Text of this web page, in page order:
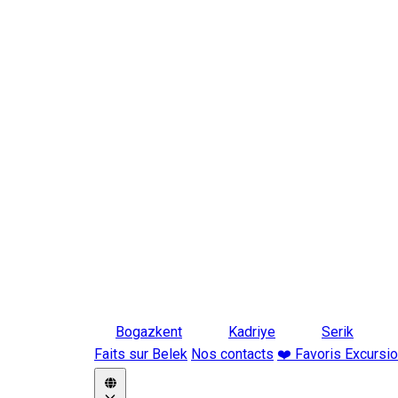
Bogazkent Kadriye
Serik
Faits sur Belek Nos contacts ❤️ Favoris